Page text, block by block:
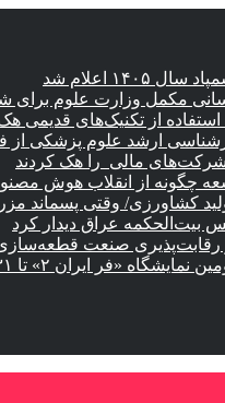
اعلام شد
مکمل وزارت علوم برای
استفاده از تکنیک‌های قدیمی
ارشد علوم پزشکی از
شرکت‌های مالی را هک کردند
چگونه از انقلاب هوش
کشاورزی/ وقتی پسماند
بیت‌الحکمه عراق دیدار کرد
رقابت‌پذیری صنعت
«فر ایران ۲» تا ۳۱ مرداد